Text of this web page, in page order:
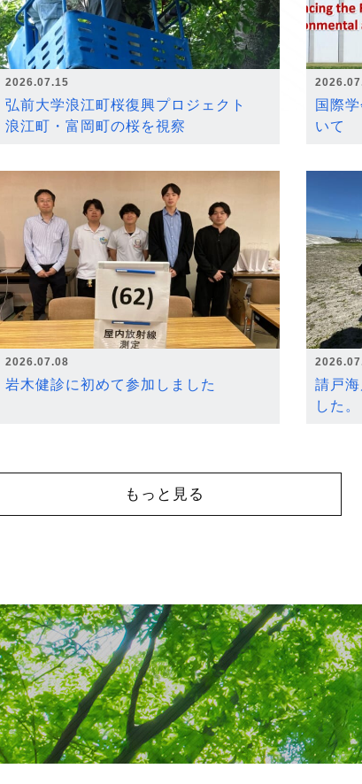
2026.07.15
弘前大学浪江町桜復興プロジェクト
浪江町・富岡町の桜を視察
国際
いて
2026.07.08
岩木健診に初めて参加しました
請戸
した。
もっと見る